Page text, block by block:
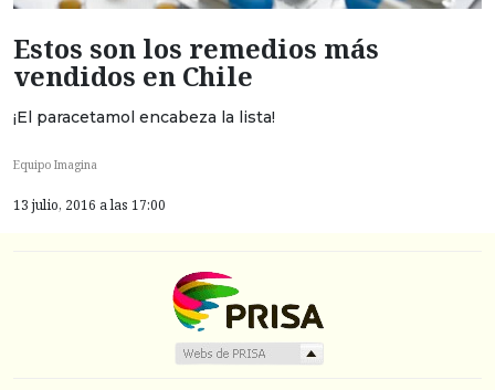
Estos son los remedios más
vendidos en Chile
¡El paracetamol encabeza la lista!
Equipo Imagina
13 julio, 2016 a las 17:00